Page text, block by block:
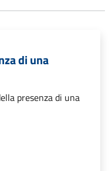
di una
presenza di una